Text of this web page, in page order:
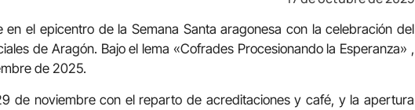
el epicentro de la Semana Santa aragonesa con la celebración del
de Aragón. Bajo el lema «Cofrades Procesionando la Esperanza» ,
de 2025.
de noviembre con el reparto de acreditaciones y café, y la apertura